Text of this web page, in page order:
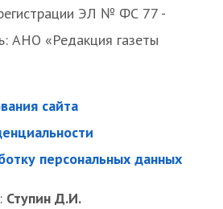
ЭЛ № ФС 77 -
АНО «Редакция газеты
сайта
персональных данных
Ступин Д.И.